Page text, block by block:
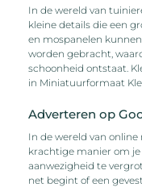
In de wereld van
kleine details die een
en mospanelen
worden gebracht,
schoonheid ontstaat.
in Miniatuurformaat
Adverteren op
In de wereld van
krachtige manier om
aanwezigheid te
net begint of een